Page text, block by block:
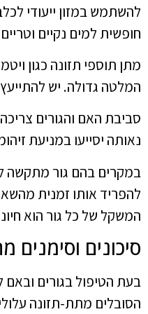
להשתמש במזון ייעודי
חופשית למים נקיים
מתן תוספי תזונה כגון
המלטה גדולה. יש
סביבת האם והגורים
נאותה יסייעו במניעת
במקרים בהם גור מתקשה
להפריד אותו זמנית
המשקל של כל גור הוא
סיכונים וסימנים
בעת הטיפול בגורים ובאם
הסובלים מתת-תזונה